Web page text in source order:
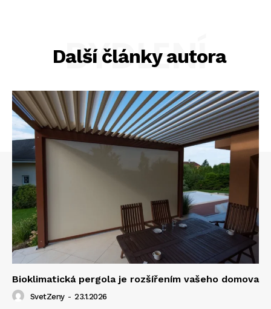
Další články autora
BYDLENÍ
Bioklimatická pergola je rozšířením vašeho domova
SvetZeny - 23.1.2026